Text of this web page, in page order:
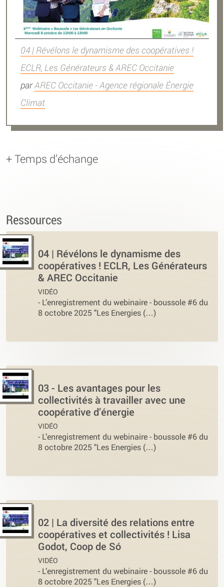
04 | Révélons le dynamisme des coopératives !
ECLR, Les Générateurs & AREC Occitanie
parAREC Occitanie - Agence régionale Énergie
Climat
+ Temps d’échange
Ressources
04 | Révélons le dynamisme des
coopératives ! ECLR, Les Générateurs
& AREC Occitanie
VIDÉO
- L’enregistrement du webinaire - boussole #6 du
8 octobre 2025 "Les Energies (…)
03 - Les avantages pour les
collectivités à travailler avec une
coopérative d’énergie
VIDÉO
- L’enregistrement du webinaire - boussole #6 du
8 octobre 2025 "Les Energies (…)
02 | La diversité des relations entre
coopératives et collectivités ! Lisa
Godot, Coop de Só
VIDÉO
- L’enregistrement du webinaire - boussole #6 du
8 octobre 2025 "Les Energies (…)